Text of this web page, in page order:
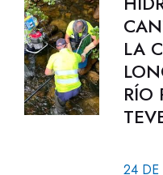
LA
RÍO
24 DE